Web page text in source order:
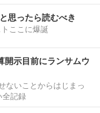
思ったら読むべき
ここに爆誕
開示目前にランサムウ
ないことからはじまっ
全記録